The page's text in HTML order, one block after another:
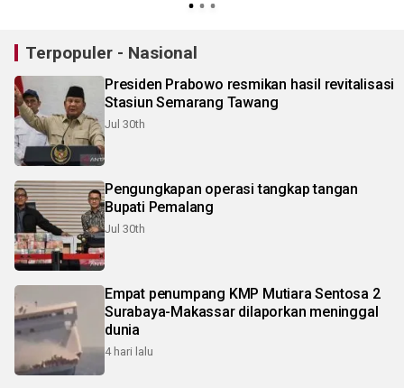
Terpopuler - Nasional
Presiden Prabowo resmikan hasil revitalisasi
Stasiun Semarang Tawang
Jul 30th
Pengungkapan operasi tangkap tangan
Bupati Pemalang
Jul 30th
Empat penumpang KMP Mutiara Sentosa 2
Surabaya-Makassar dilaporkan meninggal
dunia
4 hari lalu